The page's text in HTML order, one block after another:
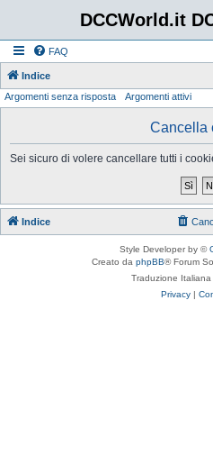
DCCWorld.it
FAQ
Indice
Argomenti senza risposta Argomenti attivi
Cancella
Sei sicuro di volere cancellare tutti i
Indice
Style Developer by ©
Creato da phpBB® Forum
Traduzione Italiana
Privacy |